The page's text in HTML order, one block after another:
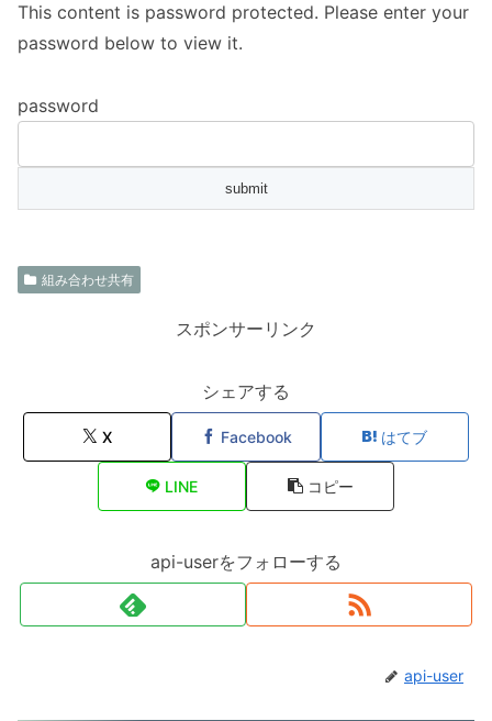
This content is password protected. Please enter your
password below to view it.
password
組み合わせ共有
スポンサーリンク
シェアする
X Facebook はてブ
LINE コピー
api-userをフォローする
api-user